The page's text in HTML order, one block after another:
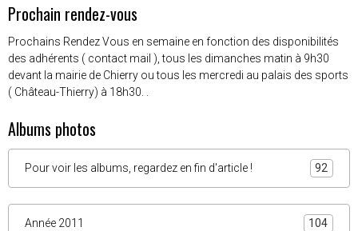
Prochain rendez-vous
Prochains Rendez Vous en semaine en fonction des disponibilités
des adhérents ( contact mail ), tous les dimanches matin à 9h30
devant la mairie de Chierry ou tous les mercredi au palais des sports
( Château-Thierry) à 18h30. .
Albums photos
Pour voir les albums, regardez en fin d'article ! 92
Année 2011 104